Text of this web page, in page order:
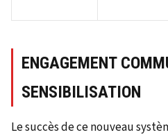
ENGAGEMENT
SENSIBILISATION
Le succès de ce nouveau